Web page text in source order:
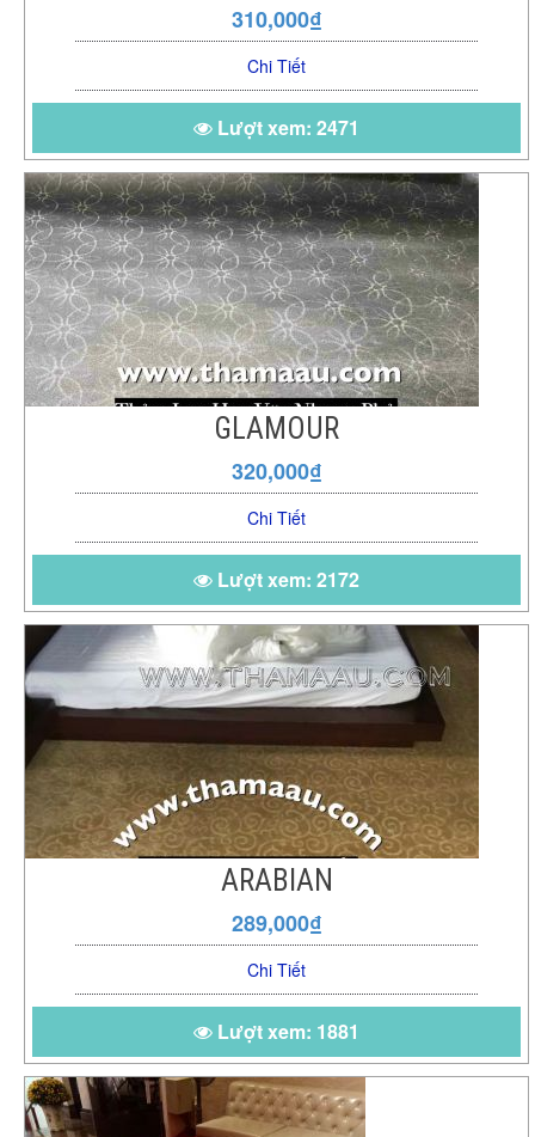
310,000₫
Chi Tiết
Lượt xem: 2471
GLAMOUR
320,000₫
Chi Tiết
Lượt xem: 2172
ARABIAN
289,000₫
Chi Tiết
Lượt xem: 1881